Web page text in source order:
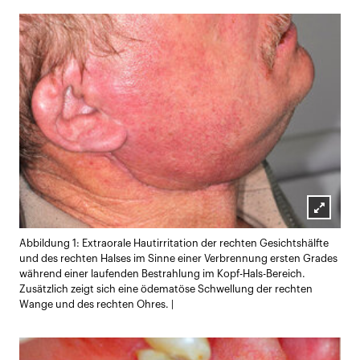
öffnen
Abbildung 1: Extraorale Hautirritation der rechten Gesichtshälfte
und des rechten Halses im Sinne einer Verbrennung ersten Grades
während einer laufenden Bestrahlung im Kopf-Hals-Bereich.
Zusätzlich zeigt sich eine ödematöse Schwellung der rechten
Wange und des rechten Ohres. |